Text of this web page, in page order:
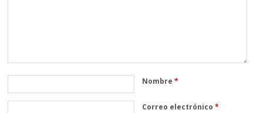
Nombre*
Correo electrónico*